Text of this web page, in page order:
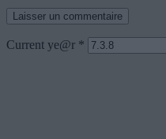
Current ye@r *